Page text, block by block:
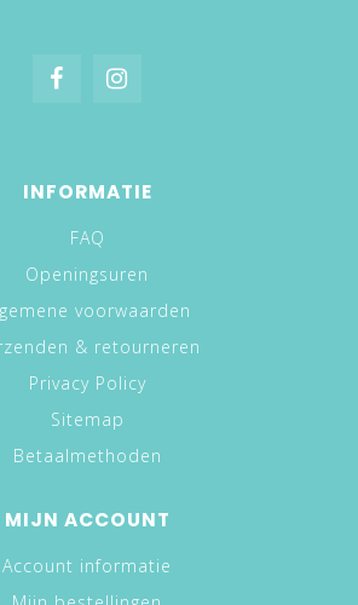
INFORMATIE
FAQ
Openingsuren
voorwaarden
& retourneren
Privacy Policy
Sitemap
Betaalmethoden
MIJN ACCOUNT
Account informatie